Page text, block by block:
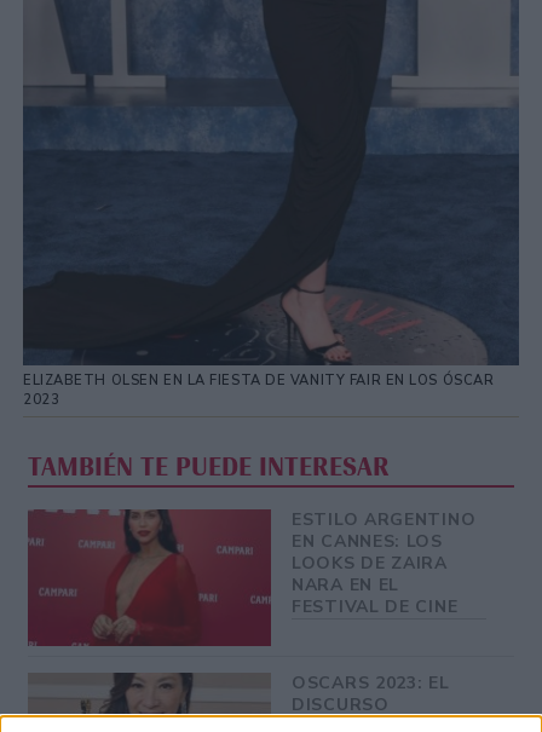
ELIZABETH OLSEN EN LA FIESTA DE VANITY FAIR EN LOS ÓSCAR
2023
TAMBIÉN TE PUEDE INTERESAR
ESTILO ARGENTINO
EN CANNES: LOS
LOOKS DE ZAIRA
NARA EN EL
FESTIVAL DE CINE
OSCARS 2023: EL
DISCURSO